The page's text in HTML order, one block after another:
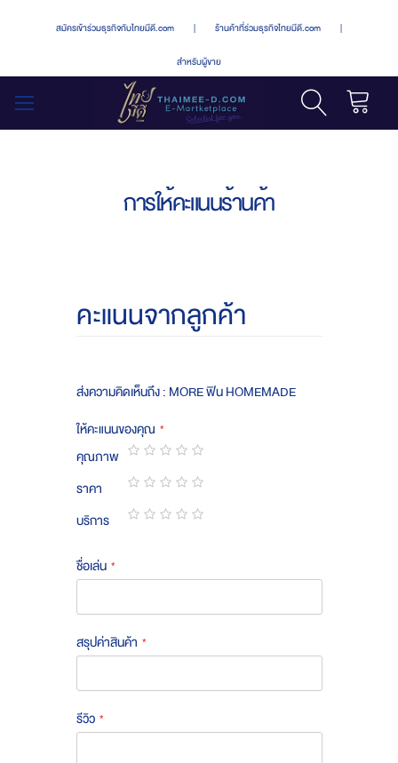
สมัครเข้าร่วมธุรกิจกับไทยมีดี.com | ร้านค้าที่ร่วมธุรกิจไทยมีดี.com |
สำหรับผู้ขาย
การให้คะแนนร้านค้า
คะแนนจากลูกค้า
ส่งความคิดเห็นถึง : MORE ฟิน HOMEMADE
ให้คะแนนของคุณ
คุณภาพ
1
star
2
stars
3
stars
4
stars
5
stars
ราคา
1
star
2
stars
3
stars
4
stars
5
stars
บริการ
ชื่อเล่น
สรุปค่าสินค้า
รีวิว